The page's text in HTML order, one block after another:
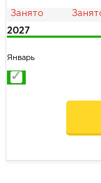
2027
Январь